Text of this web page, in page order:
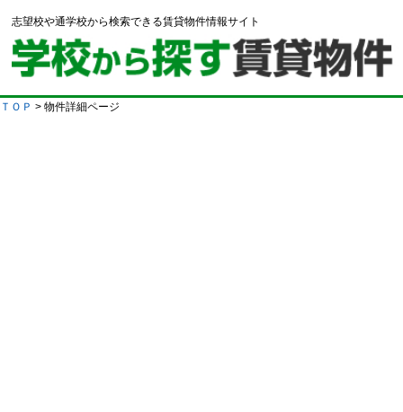
志望校や通学校から検索できる賃貸物件情報サイト
ＴＯＰ > 物件詳細ページ